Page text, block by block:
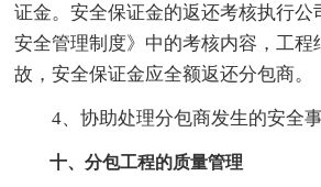
证金。安全保证金的返还考核执行公
安全管理制度》中的考核内容，工程
故，安全保证金应全额返还分包商。
4、协助处理分包商发生的安全事
十、分包工程的质量管理